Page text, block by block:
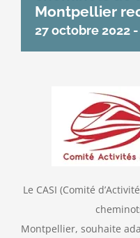
Montpellier
27 octobre 2022 -
Le CASI (Comité
Montpellier, souhaite